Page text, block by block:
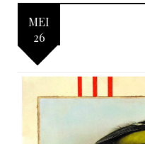
MEI
26